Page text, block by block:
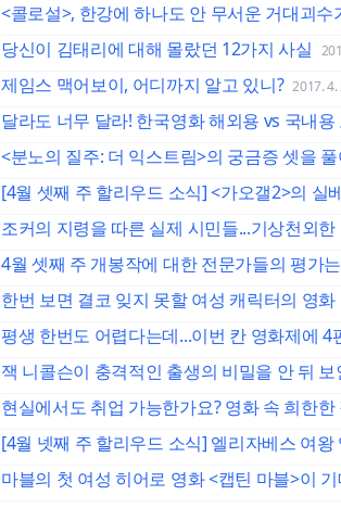
<콜로설>, 한강에 하나도 안 무서운 거대괴수
당신이 김태리에 대해 몰랐던 12가지 사실
제임스 맥어보이, 어디까지 알고 있니? 2017. 4.
달라도 너무 달라! 한국영화 해외용 vs 국내
<분노의 질주: 더 익스트림>의 궁금증 셋을
[4월 셋째 주 할리우드 소식] <가오갤2>의 실
조커의 지령을 따른 실제 시민들...기상천외
4월 셋째 주 개봉작에 대한 전문가들의 평가
한번 보면 결코 잊지 못할 여성 캐릭터의 영화
평생 한번도 어렵다는데...이번 칸 영화제에
잭 니콜슨이 충격적인 출생의 비밀을 안 뒤 보
현실에서도 취업 가능한가요? 영화 속 희한한
[4월 넷째 주 할리우드 소식] 엘리자베스 여왕
마블의 첫 여성 히어로 영화 <캡틴 마블>이